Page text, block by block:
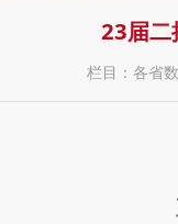
23届二
栏目：各省